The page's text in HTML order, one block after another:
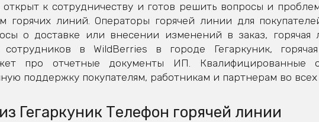
к сотрудничеству и готов решить вопросы и
горячих линий. Операторы горячей линии для
о доставке или внесении изменений в заказ, горячая
в WildBerries в городе Гегаркуник,
про отчетные документы ИП. Квалифицированные
поддержку покупателям, работникам и партнерам во
Гегаркуник Телефон горячей линии